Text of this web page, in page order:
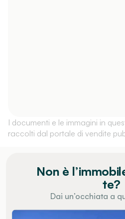
I documenti e le immagini in
raccolti dal portale di vendite
Non è
te?
Dai un’occhiata a